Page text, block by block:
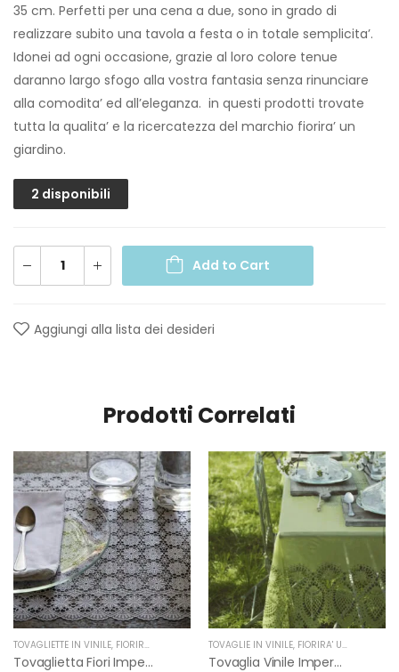
35 cm. Perfetti per una cena a due, sono in grado di
realizzare subito una tavola a festa o in totale semplicita’.
Idonei ad ogni occasione, grazie al loro colore tenue
daranno largo sfogo alla vostra fantasia senza rinunciare
alla comodita’ ed all’eleganza. in questi prodotti trovate
tutta la qualita’ e la ricercatezza del marchio fiorira’ un
giardino.
2 disponibili
Add to Cart
Aggiungi alla lista dei desideri
Prodotti Correlati
TOVAGLIETTE IN VINILE, FIORIRA' UN GIARDINO
Tovaglietta Fiori Impermeabile Vinile Morbida Di Fiorirà Un Giardino
TOVAGLIE IN VINILE, FIORIRA' UN GIARDINO
Tovaglia Vinile Impermeabile Pizzo Verde Di Fiorirà Un Giardino